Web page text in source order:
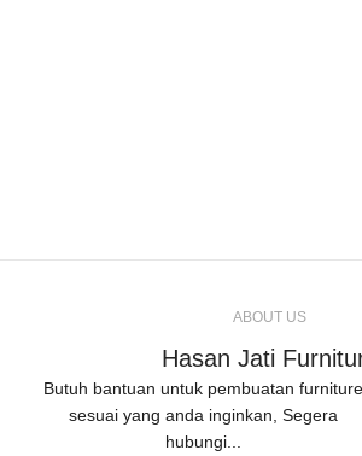
ABOUT US
Hasan Jati
Butuh bantuan untuk pembuatan furniture
sesuai yang anda inginkan, Segera
hubungi...